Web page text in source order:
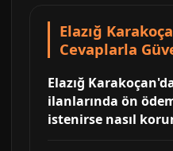
Elazığ
Cevaplarla
Elazığ
ilanlarında ön
istenirse nasıl